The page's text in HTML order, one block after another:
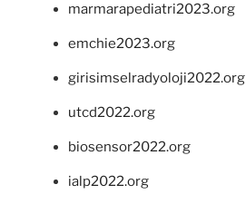
marmarapediatri2023.org
emchie2023.org
girisimselradyoloji2022.org
utcd2022.org
biosensor2022.org
ialp2022.org